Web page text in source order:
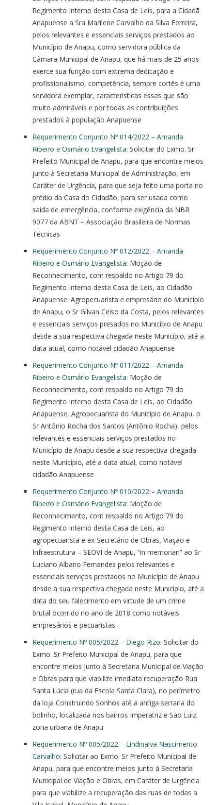
Regimento Interno desta Casa de Leis, para a Cidadã
Anapuense a Sra Marilene Carvalho da Silva Ferreira,
pelos relevantes e essenciais serviços prestados ao
Município de Anapu, como servidora pública da
Câmara Municipal de Anapu, que há mais de 25 anos
exerce sua função com extrema dedicação e
profissionalismo, competência, sempre cortês é uma
servidora exemplar, características essas que são
muito admiráveis e por todas as contribuições
prestados à população Anapuense
Requerimento Conjunto Nº 014/2022 – Amanda
Ribeiro e Osmário Evangelista: Solicitar do Exmo. Sr
Prefeito Municipal de Anapu, para que encontre meios
junto à Secretaria Municipal de Administração, em
Caráter de Urgência, para que seja feito uma porta no
prédio da Casa do Cidadão, para ser usada como
saída de emergência, conforme exigência da NBR
9077 da ABNT – Associação Brasileira de Normas
Técnicas
Requerimento Conjunto Nº 012/2022 – Amanda
Ribeiro e Osmário Evangelista: Moção de
Reconhecimento, com respaldo no Artigo 79 do
Regimento Interno desta Casa de Leis, ao Cidadão
Anapuense: Agropecuarista e empresário do Município
de Anapu, o Sr Gilvan Celso da Costa, pelos relevantes
e essenciais serviços presados no Município de Anapu
desde a sua respectiva chegada neste Município, até a
data atual, como notável cidadão Anapuense
Requerimento Conjunto Nº 011/2022 – Amanda
Ribeiro e Osmário Evangelista: Moção de
Reconhecimento, com respaldo no Artigo 79 do
Regimento Interno desta Casa de Leis, ao Cidadão
Anapuense, Agropecuarista do Município de Anapu, o
Sr Antônio Rocha dos Santos (Antônio Rocha), pelos
relevantes e essenciais serviços prestados no
Município de Anapu desde a sua respectiva chegada
neste Município, até a data atual, como notável
cidadão Anapuense
Requerimento Conjunto Nº 010/2022 – Amanda
Ribeiro e Osmário Evangelista: Moção de
Reconhecimento, com respaldo no Artigo 79 do
Regimento Interno desta Casa de Leis, ao
agropecuarista e ex-Secretário de Obras, Viação e
Infraestrutura – SEOVI de Anapu, “in memorian” ao Sr
Luciano Albano Fernandes pelos relevantes e
essenciais serviços prestados no Município de Anapu
desde a sua respectiva chegada neste Município, até a
data do seu falecimento em virtude de um crime
brutal ocorrido no ano de 2018 como notáveis
empresários e pecuaristas
Requerimento Nº 005/2022 – Diego Rizo: Solicitar do
Exmo. Sr Prefeito Municipal de Anapu, para que
encontre meios junto à Secretaria Municipal de Viação
e Obras para que viabilize imediata recuperação Rua
Santa Lúcia (rua da Escola Santa Clara), no perímetro
da loja Construindo Sonhos até a antiga serraria do
bolinho, localizada nos bairros Imperatriz e São Luiz,
zona urbana de Anapu
Requerimento Nº 005/2022 – Lindinalva Nascimento
Carvalho: Solicitar ao Exmo. Sr Prefeito Municipal de
Anapu, para que encontre meios junto à Secretaria
Municipal de Viação e Obras, em Caráter de Urgência
para que viabilize a recuperação das ruas de todas a